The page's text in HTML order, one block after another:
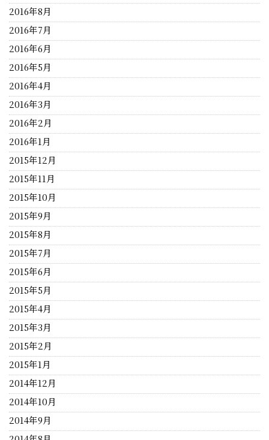
2016年8月
2016年7月
2016年6月
2016年5月
2016年4月
2016年3月
2016年2月
2016年1月
2015年12月
2015年11月
2015年10月
2015年9月
2015年8月
2015年7月
2015年6月
2015年5月
2015年4月
2015年3月
2015年2月
2015年1月
2014年12月
2014年10月
2014年9月